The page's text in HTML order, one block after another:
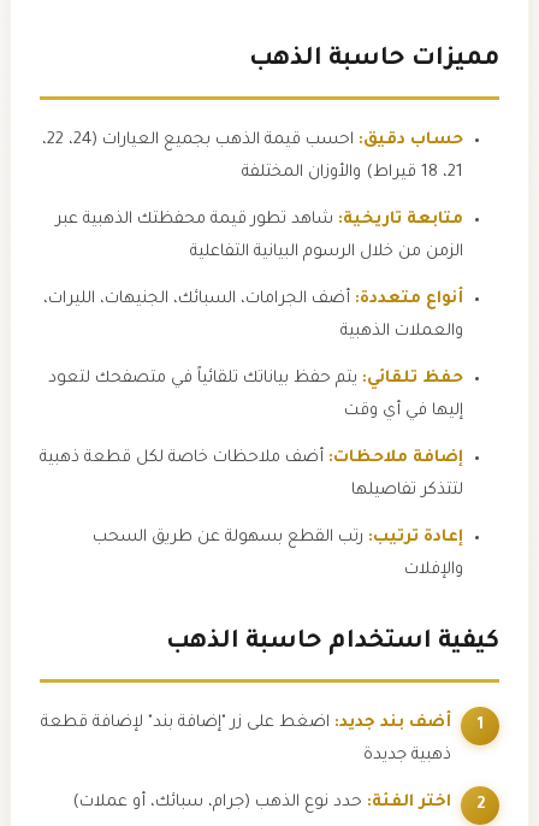
مميزات حاسبة الذهب
حساب دقيق:
احسب قيمة الذهب بجميع العيارات (24، 22،
21، 18 قيراط) والأوزان المختلفة
متابعة تاريخية:شاهد تطور قيمة محفظتك الذهبية عبر
الزمن من خلال الرسوم البيانية التفاعلية
أنواع متعددة:أضف الجرامات، السبائك، الجنيهات، الليرات،
والعملات الذهبية
حفظ تلقائي:يتم حفظ بياناتك تلقائياً في متصفحك لتعود
إليها في أي وقت
إضافة ملاحظات:أضف ملاحظات خاصة لكل قطعة ذهبية
لتتذكر تفاصيلها
إعادة ترتيب:رتب القطع بسهولة عن طريق السحب
والإفلات
كيفية استخدام حاسبة الذهب
أضف بند جديد:اضغط على زر "إضافة بند" لإضافة قطعة
ذهبية جديدة
اختر الفئة:حدد نوع الذهب (جرام، سبائك، أو عملات)